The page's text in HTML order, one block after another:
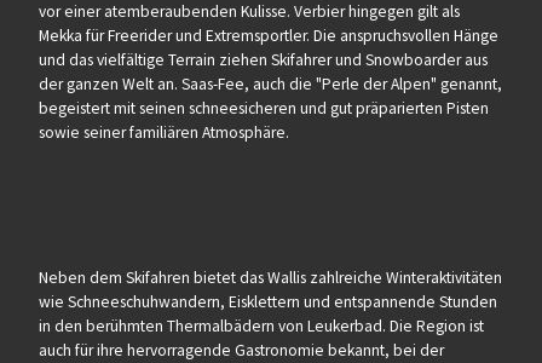
vor einer atemberaubenden Kulisse. Verbier hingegen gilt als
Mekka für Freerider und Extremsportler. Die anspruchsvollen Hänge
und das vielfältige Terrain ziehen Skifahrer und Snowboarder aus
der ganzen Welt an. Saas-Fee, auch die "Perle der Alpen" genannt,
begeistert mit seinen schneesicheren und gut präparierten Pisten
sowie seiner familiären Atmosphäre.
Neben dem Skifahren bietet das Wallis zahlreiche Winteraktivitäten
wie Schneeschuhwandern, Eisklettern und entspannende Stunden
in den berühmten Thermalbädern von Leukerbad. Die Region ist
auch für ihre hervorragende Gastronomie bekannt, bei der